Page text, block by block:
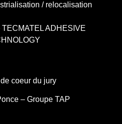
/ relocalisation
ADHESIVE
coeur du jury
– Groupe TAP